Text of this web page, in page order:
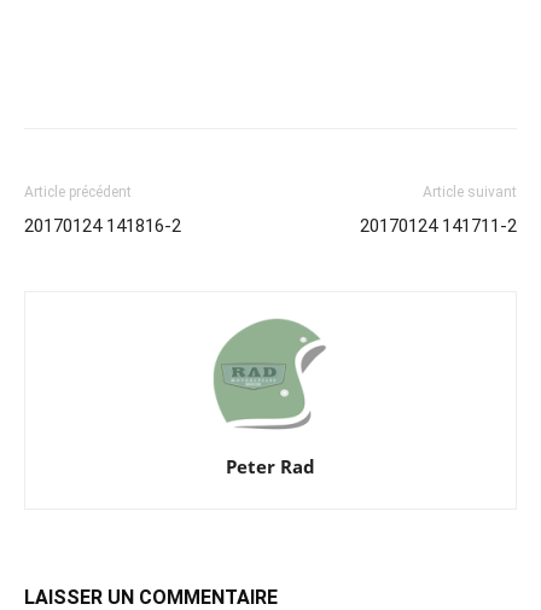
Article précédent
20170124 141816-2
Article suivant
20170124 141711-2
Peter Rad
LAISSER UN COMMENTAIRE